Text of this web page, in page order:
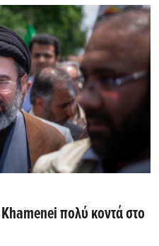
πολύ κοντά στο